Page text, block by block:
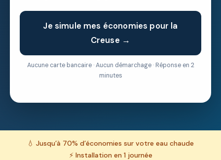
Je simule mes économies pour la
Creuse →
Aucune carte bancaire · Aucun démarchage · Réponse en 2
minutes
💧 Jusqu’à 70% d’économies sur votre eau chaude
⚡ Installation en 1 journée